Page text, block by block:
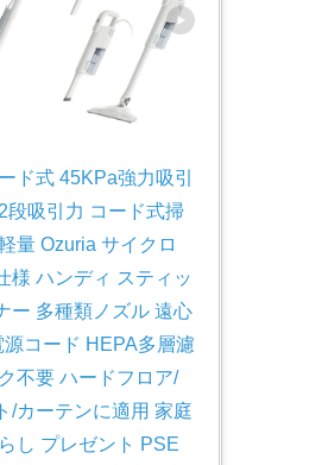
ド式 45KPa強力吸引
2段吸引力 コード式掃
量 Ozuria サイクロ
様 ハンディ スティッ
ー 多種類ノズル 遠心
コード HEPA多層濾
不要 ハードフロア/
/カーテンに適用 家庭
し プレゼント PSE